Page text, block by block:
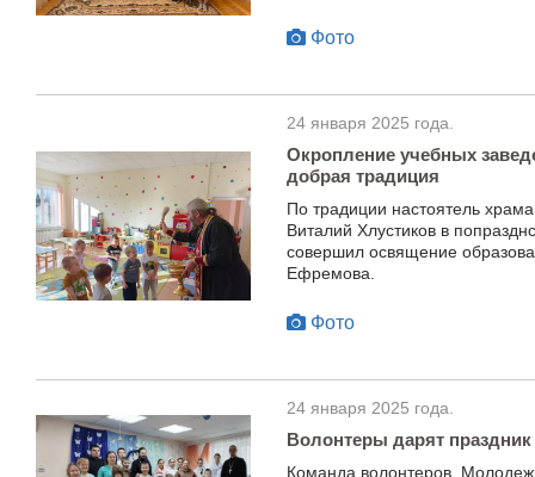
Фото
24 января 2025 года.
Окропление учебных
добрая традиция
По традиции настоятель
Виталий Хлустиков в
совершил освящение
Ефремова.
Фото
24 января 2025 года.
Волонтеры дарят праздник
Команда волонтеров